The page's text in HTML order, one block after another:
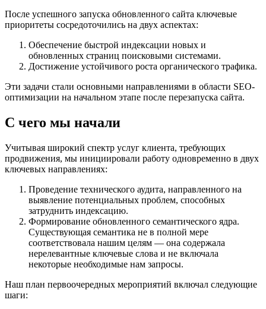
После успешного запуска обновленного сайта ключевые
приоритеты сосредоточились на двух аспектах:
Обеспечение быстрой индексации новых и
обновленных страниц поисковыми системами.
Достижение устойчивого роста органического трафика.
Эти задачи стали основными направлениями в области SEO-
оптимизации на начальном этапе после перезапуска сайта.
С чего мы начали
Учитывая широкий спектр услуг клиента, требующих
продвижения, мы инициировали работу одновременно в двух
ключевых направлениях:
Проведение технического аудита, направленного на
выявление потенциальных проблем, способных
затруднить индексацию.
Формирование обновленного семантического ядра.
Существующая семантика не в полной мере
соответствовала нашим целям — она содержала
нерелевантные ключевые слова и не включала
некоторые необходимые нам запросы.
Наш план первоочередных мероприятий включал следующие
шаги: